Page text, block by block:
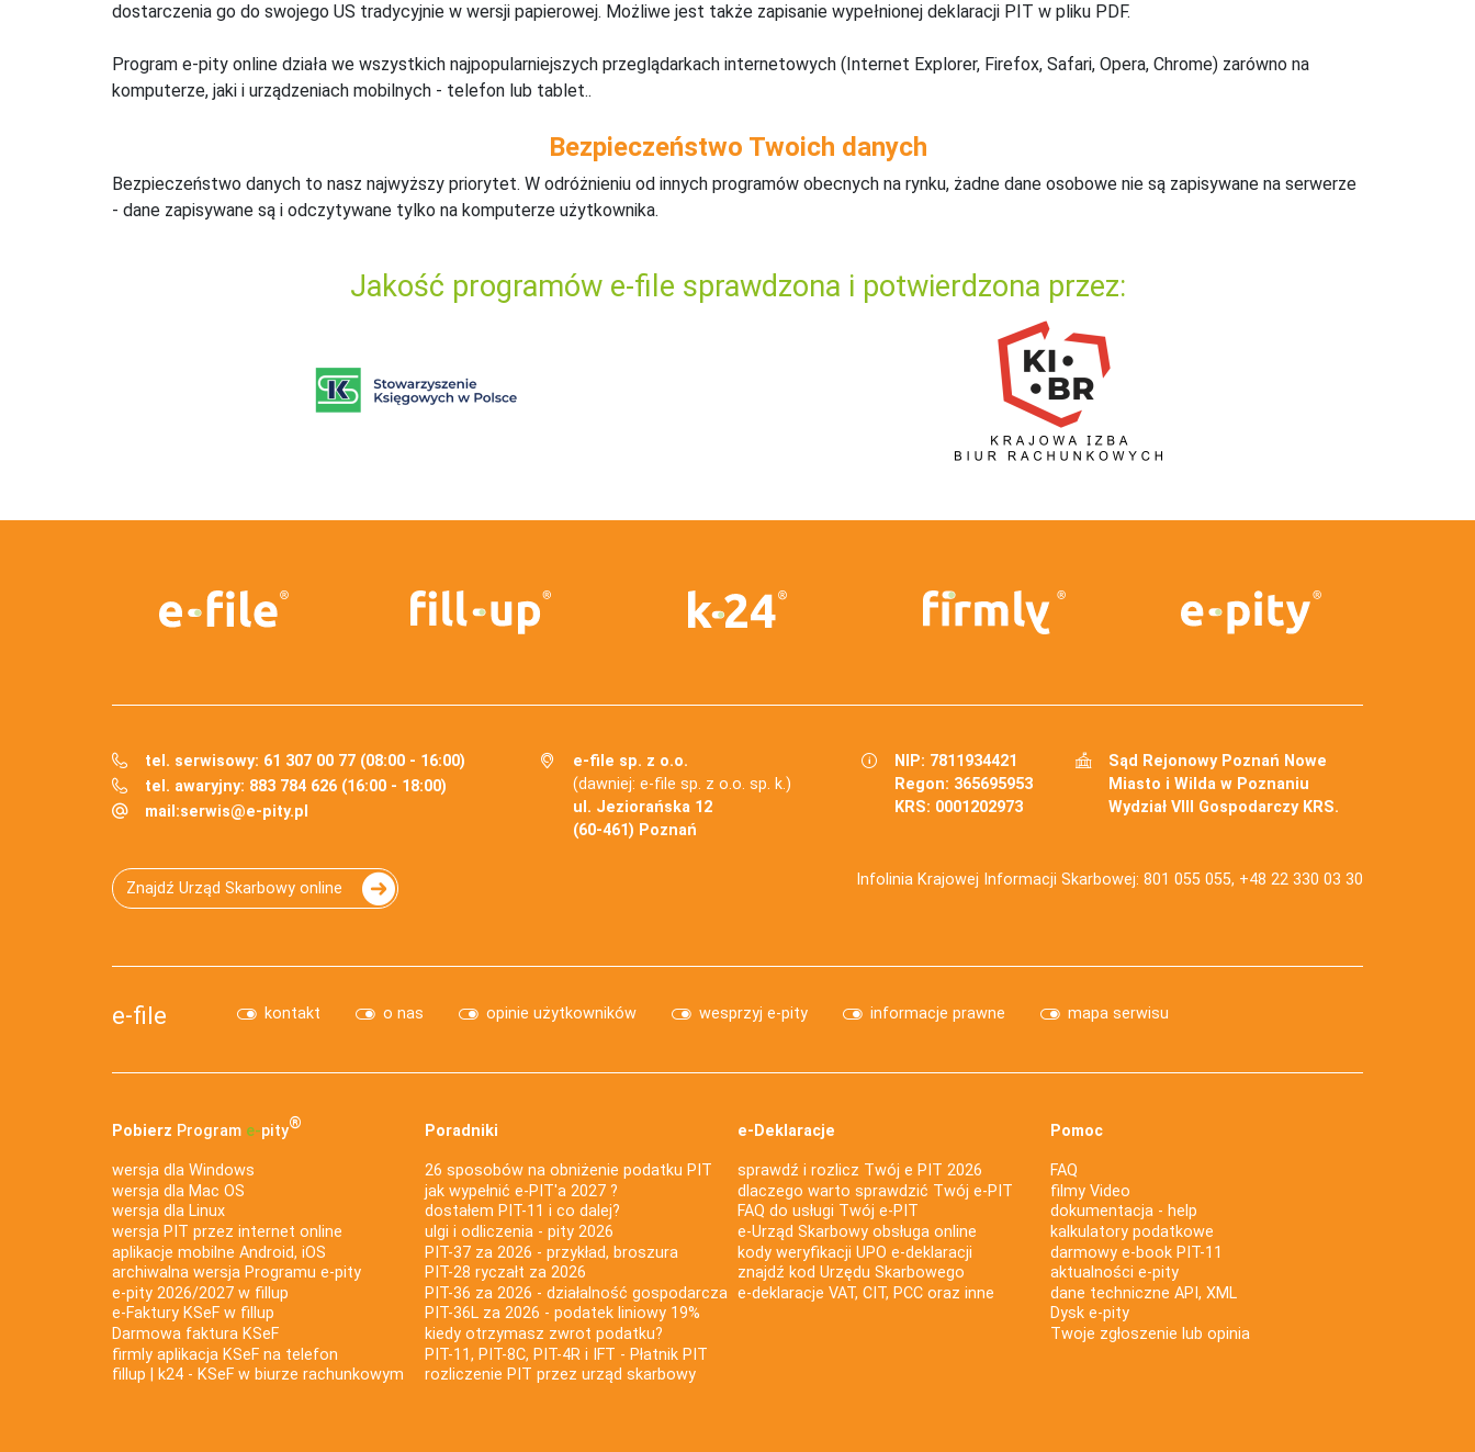
dostarczenia go do swojego US tradycyjnie w wersji papierowej. Możliwe jest także zapisanie wypełnionej deklaracji PIT w pliku PDF.
Program e-pity online działa we wszystkich najpopularniejszych przeglądarkach internetowych (Internet Explorer, Firefox, Safari, Opera, Chrome) zarówno na
komputerze, jaki i urządzeniach mobilnych - telefon lub tablet..
Bezpieczeństwo Twoich danych
Bezpieczeństwo danych to nasz najwyższy priorytet. W odróżnieniu od innych programów obecnych na rynku, żadne dane osobowe nie są zapisywane na serwerze
- dane zapisywane są i odczytywane tylko na komputerze użytkownika.
Jakość programów e-file sprawdzona i potwierdzona przez:
tel. serwisowy: 61 307 00 77 (08:00 - 16:00)
tel. awaryjny: 883 784 626 (16:00 - 18:00)
mail:serwis@e-pity.pl
e-file sp. z o.o.
(dawniej: e-file sp. z o.o. sp. k.)
ul. Jeziorańska 12
(60-461) Poznań
NIP: 7811934421
Regon: 365695953
KRS: 0001202973
Sąd Rejonowy Poznań Nowe
Miasto i Wilda w Poznaniu
Wydział VIII Gospodarczy KRS.
Znajdź Urząd Skarbowy online Infolinia Krajowej Informacji Skarbowej: 801 055 055, +48 22 330 03 30
e-file kontakt o nas opinie użytkowników wesprzyj e-pity informacje prawne mapa serwisu
Pobierz Program e‑pity®
wersja dla Windows
wersja dla Mac OS
wersja dla Linux
wersja PIT przez internet online
aplikacje mobilne Android, iOS
archiwalna wersja Programu e-pity
e-pity 2026/2027 w fillup
e‑Faktury KSeF w fillup
Darmowa faktura KSeF
firmly aplikacja KSeF na telefon
fillup | k24 - KSeF w biurze rachunkowym
Poradniki
26 sposobów na obniżenie podatku PIT
jak wypełnić e-PIT'a 2027 ?
dostałem PIT-11 i co dalej?
ulgi i odliczenia - pity 2026
PIT-37 za 2026 - przykład, broszura
PIT-28 ryczałt za 2026
PIT-36 za 2026 - działalność gospodarcza
PIT-36L za 2026 - podatek liniowy 19%
kiedy otrzymasz zwrot podatku?
PIT-11, PIT-8C, PIT-4R i IFT - Płatnik PIT
rozliczenie PIT przez urząd skarbowy
e-Deklaracje
sprawdź i rozlicz Twój e PIT 2026
dlaczego warto sprawdzić Twój e-PIT
FAQ do usługi Twój e-PIT
e-Urząd Skarbowy obsługa online
kody weryfikacji UPO e-deklaracji
znajdź kod Urzędu Skarbowego
e-deklaracje VAT, CIT, PCC oraz inne
Pomoc
FAQ
filmy Video
dokumentacja - help
kalkulatory podatkowe
darmowy e-book PIT-11
aktualności e-pity
dane techniczne API, XML
Dysk e-pity
Twoje zgłoszenie lub opinia